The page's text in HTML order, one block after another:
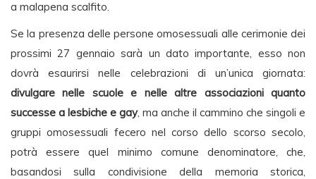
a malapena scalfito.
Se la presenza delle persone omosessuali alle cerimonie dei
prossimi 27 gennaio sarà un dato importante, esso non
dovrà esaurirsi nelle celebrazioni di un’unica giornata:
divulgare nelle scuole e nelle altre associazioni quanto
successe a lesbiche e gay, ma anche il cammino che singoli e
gruppi omosessuali fecero nel corso dello scorso secolo,
potrà essere quel minimo comune denominatore, che,
basandosi sulla condivisione della memoria storica,